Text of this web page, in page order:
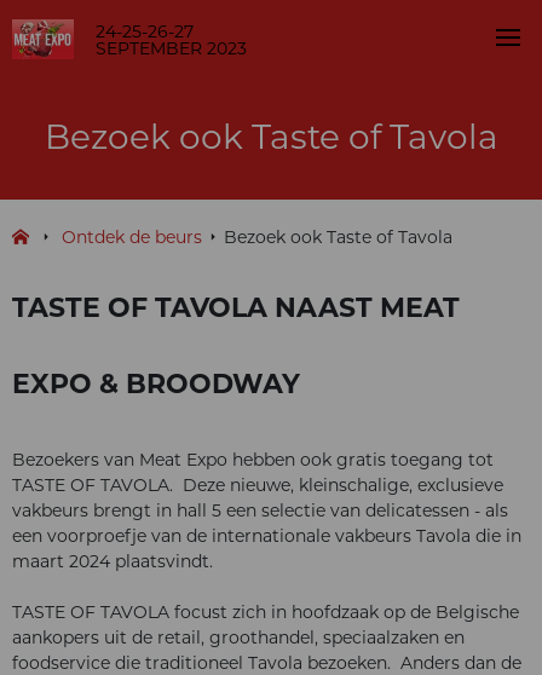
24-25-26-27
SEPTEMBER 2023
Bezoek ook Taste of Tavola
Ontdek de beurs Bezoek ook Taste of Tavola
TASTE OF TAVOLA NAAST MEAT
EXPO & BROODWAY
Bezoekers van Meat Expo hebben ook gratis toegang tot
TASTE OF TAVOLA. Deze nieuwe, kleinschalige, exclusieve
vakbeurs brengt in hall 5 een selectie van delicatessen - als
een voorproefje van de internationale vakbeurs Tavola die in
maart 2024 plaatsvindt.
TASTE OF TAVOLA focust zich in hoofdzaak op de Belgische
aankopers uit de retail, groothandel, speciaalzaken en
foodservice die traditioneel Tavola bezoeken. Anders dan de